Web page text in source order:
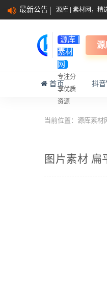
最新公告 源库 | 素材网，精
源库 |
素材
网
专注分
享优质
资源
源
首页 抖
当前位置： 源库素材
图片素材 扁